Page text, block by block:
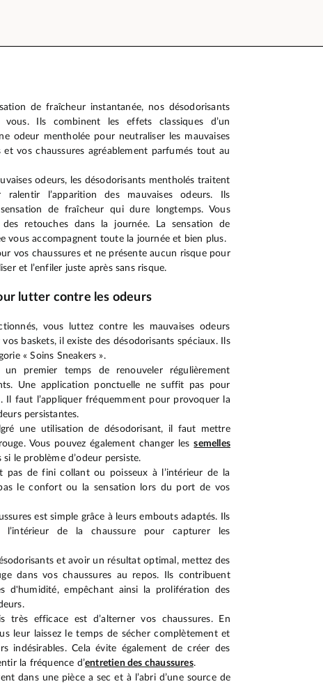
de fraîcheur instantanée, nos désodorisants
Ils combinent les effets classiques d’un
odeur mentholée pour neutraliser les mauvaises
vos chaussures agréablement parfumés tout au
odeurs, les désodorisants mentholés traitent
l’apparition des mauvaises odeurs. Ils
de fraîcheur qui dure longtemps. Vous
retouches dans la journée. La sensation de
vous accompagnent toute la journée et bien plus.
vos chaussures et ne présente aucun risque pour
et l’enfiler juste après sans risque.
lutter contre les odeurs
vous luttez contre les mauvaises odeurs
baskets, il existe des désodorisants spéciaux. Ils
« Soins Sneakers ».
un premier temps de renouveler régulièrement
Une application ponctuelle ne suffit pas pour
Il faut l’appliquer fréquemment pour provoquer la
persistantes.
une utilisation de désodorisant, il faut mettre
Vous pouvez également changer lessemelles
le problème d’odeur persiste.
pas de fini collant ou poisseux à l’intérieur de la
le confort ou la sensation lors du port de vos
est simple grâce à leurs embouts adaptés. Ils
l’intérieur de la chaussure pour capturer les
et avoir un résultat optimal, mettez des
dans vos chaussures au repos. Ils contribuent
d'humidité, empêchant ainsi la prolifération des
très efficace est d’alterner vos chaussures. En
leur laissez le temps de sécher complètement et
indésirables. Cela évite également de créer des
la fréquence d’entretien des chaussures.
dans une pièce a sec et à l’abri d’une source de